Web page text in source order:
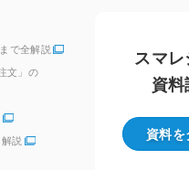
で全解説
文」の
説
スマレ
資料
資料を